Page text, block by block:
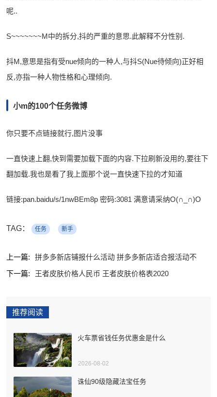
呢..
S~~~~~~~M中的拆分,抖的严重的意思.此解释不分性别.
抖M,意思是指有受nue倾向的一种人,与抖S(Nue待倾向)正好相
反,亦指一种人物性格和心理倾向.
小m的100个任务微博
你只要不点链接就行,图片没事
一直快速上翻,快到需要加载下面的内容.下拉刷新没用的,要往下
翻加载.我也是看了我上面那个说一直快速下拉的才知道
链接:pan.baidu/s/1nwBEm8p 密码:3081 满意请采纳O(∩_∩)O
TAG： 任务 新手
上一篇:
拼多多新店铺报什么活动 拼多多新店适合报活动不
下一篇:
王者皮肤价格人民币 王者皮肤价格表2020
推荐阅读
火车票省钱任务优惠金是什么
2026-08-02
诛仙90级隐藏法宝任务